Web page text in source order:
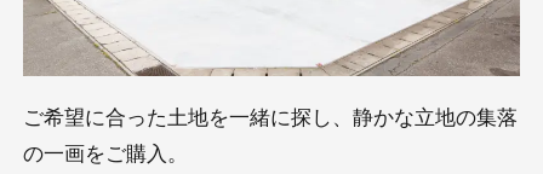
ご希望に合った土地を一緒に探し、静かな立地の集落
の一画をご購入。